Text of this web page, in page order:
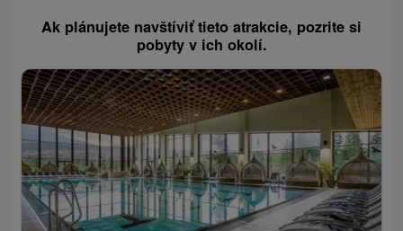
Ak plánujete navštíviť tieto atrakcie, pozrite si
pobyty v ich okolí.